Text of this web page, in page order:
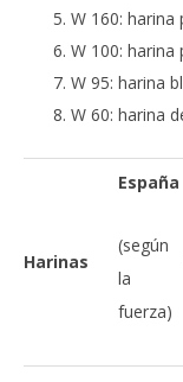
W 160: harina
W 100: harina
W 95: harina
W 60: harina
Harinas
España
(según
la
fuerza)